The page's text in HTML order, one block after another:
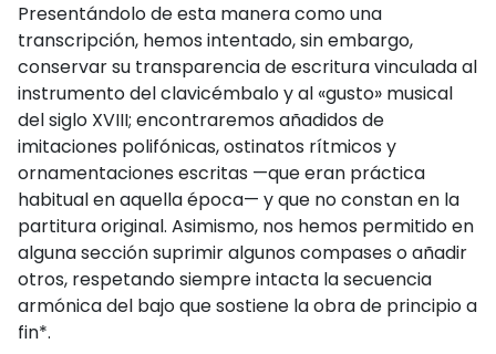
Presentándolo de esta manera como una
transcripción, hemos intentado, sin embargo,
conservar su transparencia de escritura vinculada al
instrumento del clavicémbalo y al «gusto» musical
del siglo XVIII; encontraremos añadidos de
imitaciones polifónicas, ostinatos rítmicos y
ornamentaciones escritas —que eran práctica
habitual en aquella época— y que no constan en la
partitura original. Asimismo, nos hemos permitido en
alguna sección suprimir algunos compases o añadir
otros, respetando siempre intacta la secuencia
armónica del bajo que sostiene la obra de principio a
fin*.